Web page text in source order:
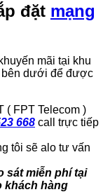
đặt mạng
mãi tại khu
bên dưới để được
( FPT Telecom )
668 call trực tiếp
tôi sẽ alo tư vấn
sát miễn phí tại
khách hàng